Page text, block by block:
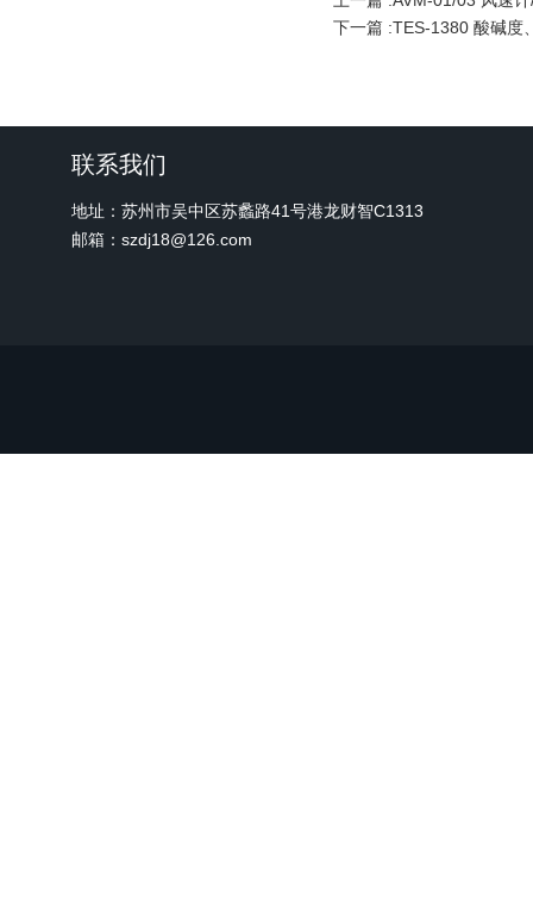
下一篇 :TES-1380 酸碱度
联系我们
地址：苏州市吴中区苏蠡路41号港龙财智C1313
邮箱：szdj18@126.com